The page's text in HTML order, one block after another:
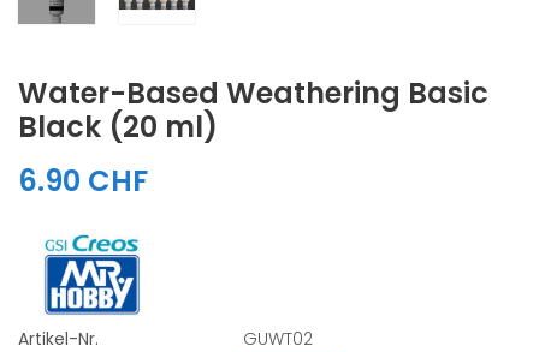
Water-Based Weathering Basic
Black (20 ml)
6.90 CHF
Artikel-Nr.
GUWT02